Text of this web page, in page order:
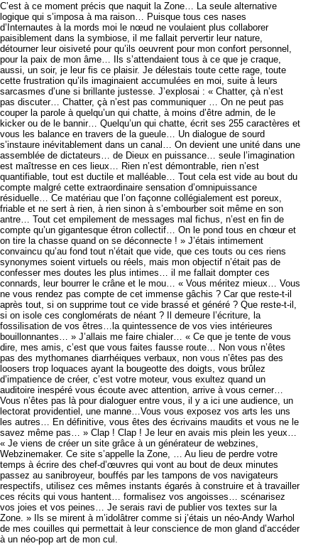
C’est à ce moment précis que naquit la Zone… La seule alternative
logique qui s’imposa à ma raison… Puisque tous ces nases
d’Internautes à la mords moi le nœud ne voulaient plus collaborer
paisiblement dans la symbiose, il me fallait pervertir leur nature,
détourner leur oisiveté pour qu’ils oeuvrent pour mon confort personnel,
pour la paix de mon âme… Ils s’attendaient tous à ce que je craque,
aussi, un soir, je leur fis ce plaisir. Je délestais toute cette rage, toute
cette frustration qu’ils imaginaient accumulées en moi, suite à leurs
sarcasmes d’une si brillante justesse. J’explosai : « Chatter, çà n’est
pas discuter… Chatter, çà n’est pas communiquer … On ne peut pas
couper la parole à quelqu’un qui chatte, à moins d’être admin, de le
kicker ou de le bannir… Quelqu’un qui chatte, écrit ses 255 caractères et
vous les balance en travers de la gueule… Un dialogue de sourd
s’instaure inévitablement dans un canal… On devient une unité dans une
assemblée de dictateurs… de Dieux en puissance… seule l’imagination
est maîtresse en ces lieux… Rien n’est démontrable, rien n’est
quantifiable, tout est ductile et malléable… Tout cela est vide au bout du
compte malgré cette extraordinaire sensation d’omnipuissance
résiduelle… Ce matériau que l’on façonne collégialement est poreux,
friable et ne sert à rien, à rien sinon à s’embourber soit même en son
antre… Tout cet empilement de messages mal fichus, n’est en fin de
compte qu’un gigantesque étron collectif… On le pond tous en chœur et
on tire la chasse quand on se déconnecte ! » J’étais intimement
convaincu qu’au fond tout n’était que vide, que ces touts ou ces riens
synonymes soient virtuels ou réels, mais mon objectif n’était pas de
confesser mes doutes les plus intimes… il me fallait dompter ces
connards, leur bourrer le crâne et le mou… « Vous méritez mieux… Vous
ne vous rendez pas compte de cet immense gâchis ? Car que reste-t-il
après tout, si on supprime tout ce vide brassé et généré ? Que reste-t-il,
si on isole ces conglomérats de néant ? Il demeure l’écriture, la
fossilisation de vos êtres…la quintessence de vos vies intérieures
bouillonnantes… » J’allais me faire chialer… « Ce que je tente de vous
dire, mes amis, c’est que vous faites fausse route… Non vous n’êtes
pas des mythomanes diarrhéiques verbaux, non vous n’êtes pas des
loosers trop loquaces ayant la bougeotte des doigts, vous brûlez
d’impatience de créer, c’est votre moteur, vous exultez quand un
auditoire inespéré vous écoute avec attention, arrive à vous cerner…
Vous n’êtes pas là pour dialoguer entre vous, il y a ici une audience, un
lectorat providentiel, une manne…Vous vous exposez vos arts les uns
les autres… En définitive, vous êtes des écrivains maudits et vous ne le
savez même pas… » Clap ! Clap ! Je leur en avais mis plein les yeux…
« Je viens de créer un site grâce à un générateur de webzines,
Webzinemaker. Ce site s’appelle la Zone, … Au lieu de perdre votre
temps à écrire des chef-d’œuvres qui vont au bout de deux minutes
passez au sanibroyeur, bouffés par les tampons de vos navigateurs
respectifs, utilisez ces mêmes instants égarés à construire et à travailler
ces récits qui vous hantent… formalisez vos angoisses… scénarisez
vos joies et vos peines… Je serais ravi de publier vos textes sur la
Zone. » Ils se mirent à m’idolâtrer comme si j’étais un néo-Andy Warhol
de mes couilles qui permettait à leur conscience de mon gland d’accéder
à un néo-pop art de mon cul.